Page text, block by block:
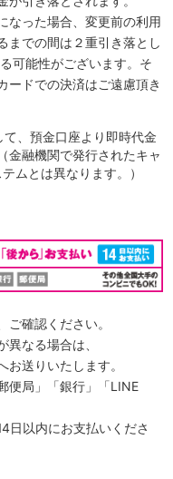
なった場合、変更前の利用
までの間は２重引き落とし
可能性がございます。そ
ードでの決済はご遠慮頂き
、預金口座より即時代金
金融機関で発行されたキャ
ムとは異なります。）
確認ください。
なる場合は、
送りいたします。
便局」「銀行」「LINE
日以内にお支払いくださ